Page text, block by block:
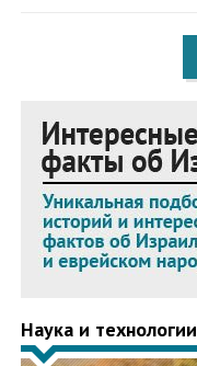
Наука и технологии